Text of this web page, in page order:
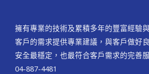
擁有專業的技術及累積多年的豐富經驗
客戶的需求提供專業建議，與客戶做好
安全最穩定，也最符合客戶需求的完善
04-887-4481